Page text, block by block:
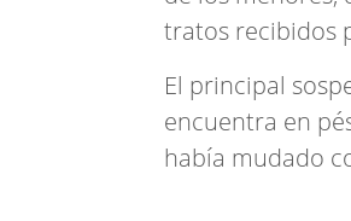
tratos recibidos
El principal
encuentra en
había mudado